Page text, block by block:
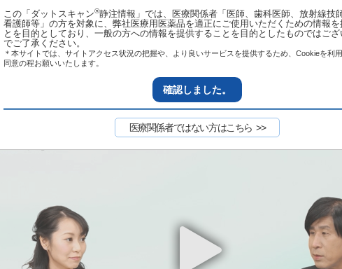
使用にあたっては、各製剤の最新の 電子添文 を参照ください。
例の一部を紹介したもので、全ての症例が同様な結果を示すわけではあり
静注
この「ダットスキャン®静注情報」では、医療関係者「医師、歯科医師、放射線技
看護師等」の方を対象に、弊社医療用医薬品を適正にご使用いただくための情報を
とを目的としており、一般の方への情報を提供することを目的としたものではご
でご了承ください。
＊本サイトでは、サイトアクセス状況の把握や、より良いサービスを提供するため、Cookieを利用
同意の程お願いいたします。
確認しました。
医療関係者ではない方はこちら